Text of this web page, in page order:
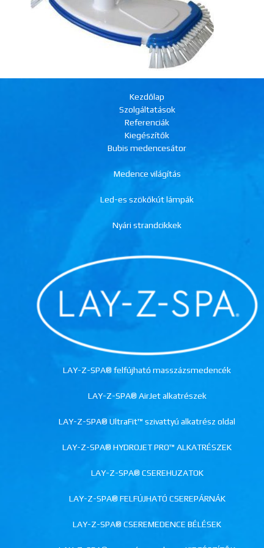
Kezdőlap
Szolgáltatások
Referenciák
Kiegészítők
Bubis medencesátor
Medence világítás
Led-es szökőkút lámpák
Nyári strandcikkek
LAY-Z-SPA® felfújható masszázsmedencék
LAY-Z-SPA® AirJet alkatrészek
LAY-Z-SPA® UltraFit™ szivattyú alkatrész oldal
LAY-Z-SPA® HYDROJET PRO™ ALKATRÉSZEK
LAY-Z-SPA® CSEREHUZATOK
LAY-Z-SPA® FELFÚJHATÓ CSEREPÁRNÁK
LAY-Z-SPA® CSEREMEDENCE BÉLÉSEK